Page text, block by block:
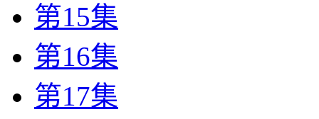
第15集
第16集
第17集